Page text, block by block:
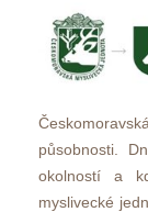
působnosti.
okolností a
myslivecké